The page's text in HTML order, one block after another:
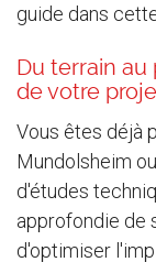
guide dans
Du terrain au
de votre
Vous êtes déjà
Mundolsheim
d'études
approfondie de
d'optimiser